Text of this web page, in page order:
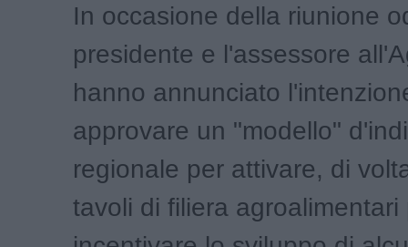
In occasione della riunione
presidente e l'assessore
hanno annunciato
approvare un "modello"
regionale per attivare, di
tavoli di filiera agroalimentari